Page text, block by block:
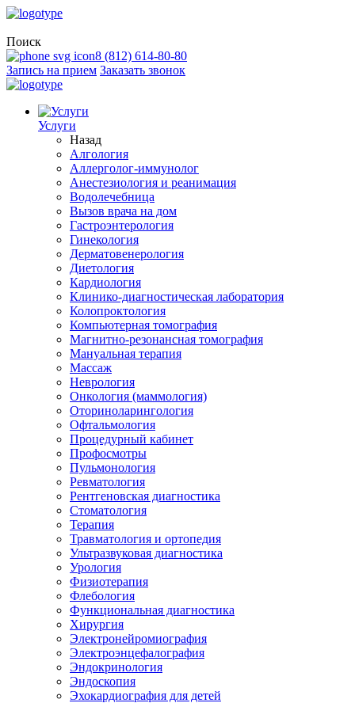
Поиск
8 (812) 614-80-80
Запись на прием Заказать звонок
Услуги
Назад
Алгология
Аллерголог-иммунолог
Анестезиология и реанимация
Водолечебница
Вызов врача на дом
Гастроэнтерология
Гинекология
Дерматовенерология
Диетология
Кардиология
Клинико-диагностическая лаборатория
Колопроктология
Компьютерная томография
Магнитно-резонансная томография
Мануальная терапия
Массаж
Неврология
Онкология (маммология)
Оториноларингология
Офтальмология
Процедурный кабинет
Профосмотры
Пульмонология
Ревматология
Рентгеновская диагностика
Стоматология
Терапия
Травматология и ортопедия
Ультразвуковая диагностика
Урология
Физиотерапия
Флебология
Функциональная диагностика
Хирургия
Электронейромиография
Электроэнцефалография
Эндокринология
Эндоскопия
Эхокардиография для детей